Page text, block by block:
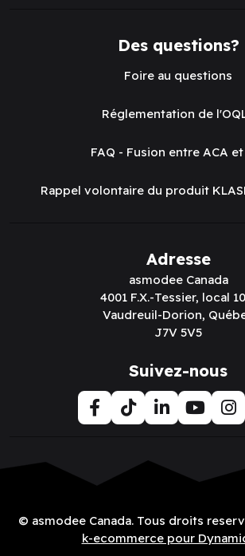
Des questions?
Foire au questions
Réglementation de
FAQ - Fusion entre ACA
Rappel volontaire du produit
Adresse
asmodee Canada
4001 F.X.-Tessier, local
Vaudreuil-Dorion,
J7V 5V5
Suivez-nous
© asmodee Canada. Tous droits
k-ecommerce pour